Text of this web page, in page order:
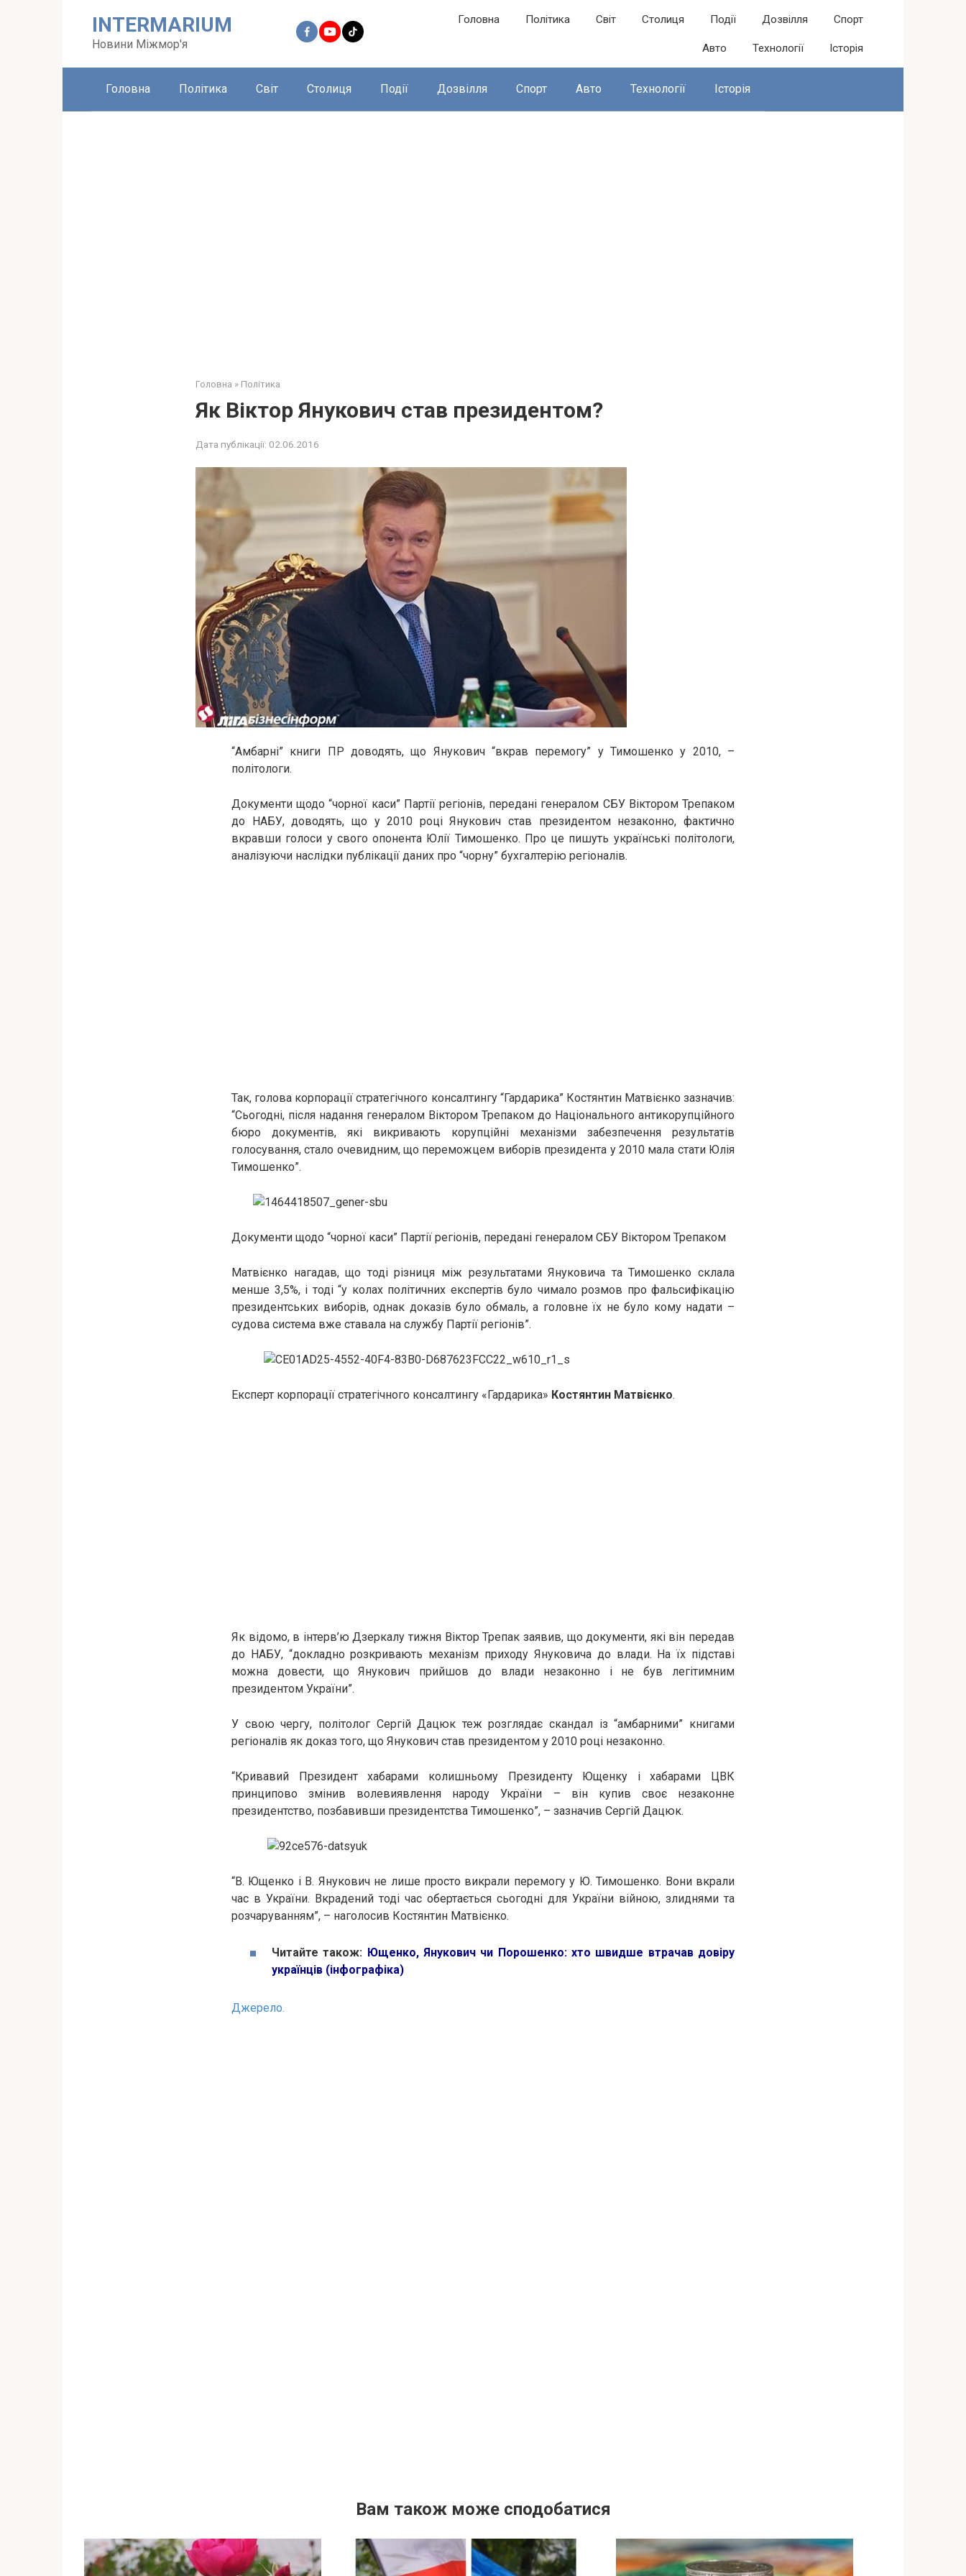
INTERMARIUM
Новини Міжмор'я
Головна Політика Світ Столиця Події Дозвілля Спорт
Авто Технології Історія
Головна Політика Світ Столиця Події Дозвілля Спорт Авто Технології Історія
Головна » Політика
Як Віктор Янукович став президентом?
Дата публікації: 02.06.2016
“Амбарні” книги ПР доводять, що Янукович “вкрав перемогу” у Тимошенко у 2010, –
політологи.
Документи щодо “чорної каси” Партії регіонів, передані генералом СБУ Віктором Трепаком
до НАБУ, доводять, що у 2010 році Янукович став президентом незаконно, фактично
вкравши голоси у свого опонента Юлії Тимошенко. Про це пишуть українські політологи,
аналізуючи наслідки публікації даних про “чорну” бухгалтерію регіоналів.
Так, голова корпорації стратегічного консалтингу “Гардарика” Костянтин Матвієнко зазначив:
“Сьогодні, після надання генералом Віктором Трепаком до Національного антикорупційного
бюро документів, які викривають корупційні механізми забезпечення результатів
голосування, стало очевидним, що переможцем виборів президента у 2010 мала стати Юлія
Тимошенко”.
Документи щодо “чорної каси” Партії регіонів, передані генералом СБУ Віктором Трепаком
Матвієнко нагадав, що тоді різниця між результатами Януковича та Тимошенко склала
менше 3,5%, і тоді “у колах політичних експертів було чимало розмов про фальсифікацію
президентських виборів, однак доказів було обмаль, а головне їх не було кому надати –
судова система вже ставала на службу Партії регіонів”.
Експерт корпорації стратегічного консалтингу «Гардарика» Костянтин Матвієнко.
Як відомо, в інтерв’ю Дзеркалу тижня Віктор Трепак заявив, що документи, які він передав
до НАБУ, “докладно розкривають механізм приходу Януковича до влади. На їх підставі
можна довести, що Янукович прийшов до влади незаконно і не був легітимним
президентом України”.
У свою чергу, політолог Сергій Дацюк теж розглядає скандал із “амбарними” книгами
регіоналів як доказ того, що Янукович став президентом у 2010 році незаконно.
“Кривавий Президент хабарами колишньому Президенту Ющенку і хабарами ЦВК
принципово змінив волевиявлення народу України – він купив своє незаконне
президентство, позбавивши президентства Тимошенко”, – зазначив Сергій Дацюк.
“В. Ющенко і В. Янукович не лише просто викрали перемогу у Ю. Тимошенко. Вони вкрали
час в України. Вкрадений тоді час обертається сьогодні для України війною, злиднями та
розчаруванням”, – наголосив Костянтин Матвієнко.
Читайте також: Ющенко, Янукович чи Порошенко: хто швидше втрачав довіру
українців (інфографіка)
Джерело.
Вам також може сподобатися